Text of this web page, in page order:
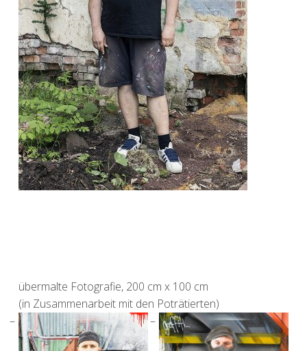
übermalte Fotografie, 200 cm x 100 cm
(in Zusammenarbeit mit den Poträtierten)